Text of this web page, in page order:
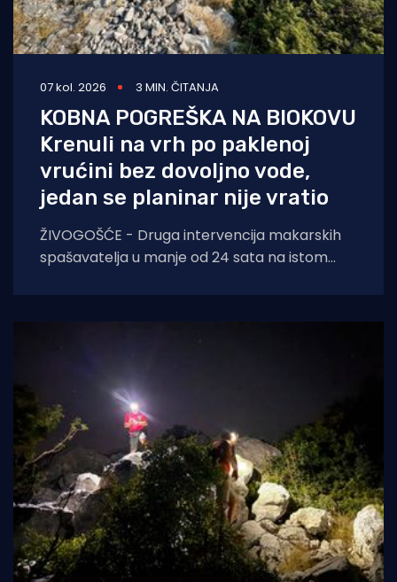
07 kol. 2026 3 MIN. ČITANJA
KOBNA POGREŠKA NA BIOKOVU
Krenuli na vrh po paklenoj
vrućini bez dovoljno vode,
jedan se planinar nije vratio
ŽIVOGOŠĆE - Druga intervencija makarskih
spašavatelja u manje od 24 sata na istom